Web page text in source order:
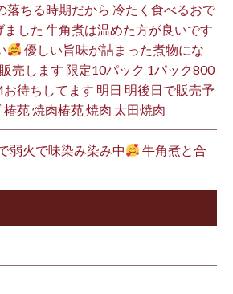
落ちる時期だから 冷たく食べるおで
ました 牛角煮は温めた方が良いです
優しい旨味が詰まった煮物にな
売します 限定10パック 1パック800
待ちしてます 明日 明後日で販売予
苑 焼肉椿苑 焼肉 太田焼肉
弱火で味染み染み中
牛角煮と合